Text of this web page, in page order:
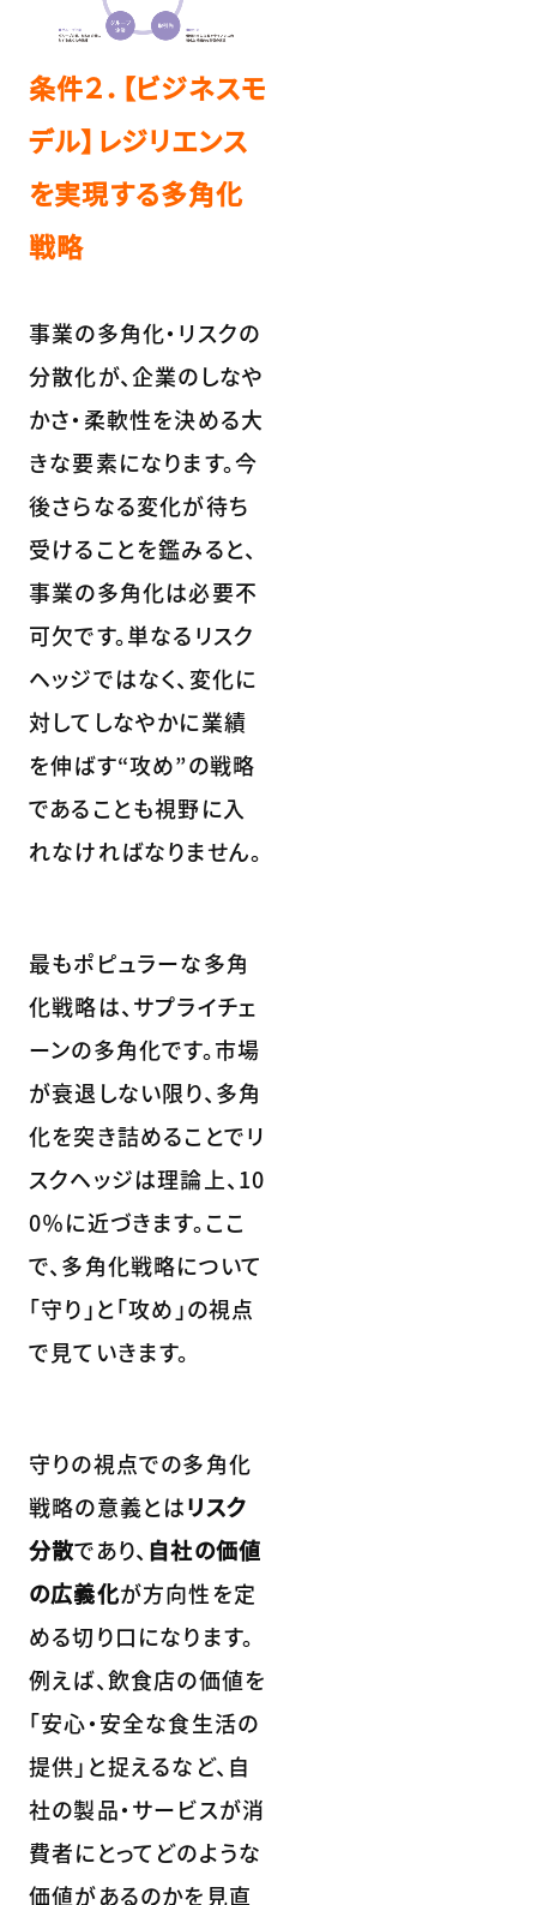
条件２．【ビジネスモ
デル】レジリエンス
を実現する多角化
戦略
事業の多角化・リスクの
分散化が、企業のしなや
かさ・柔軟性を決める大
きな要素になります。今
後さらなる変化が待ち
受けることを鑑みると、
事業の多角化は必要不
可欠です。単なるリスク
ヘッジではなく、変化に
対してしなやかに業績
を伸ばす“攻め”の戦略
であることも視野に入
れなければなりません。
最もポピュラーな多角
化戦略は、サプライチェ
ーンの多角化です。市場
が衰退しない限り、多角
化を突き詰めることでリ
スクヘッジは理論上、10
0％に近づきます。ここ
で、多角化戦略について
「守り」と「攻め」の視点
で見ていきます。
守りの視点での多角化
戦略の意義とはリスク
分散であり、 自社の価値
の広義化が方向性を定
める切り口になります。
例えば、飲食店の価値を
「安心・安全な食生活の
提供」と捉えるなど、自
社の製品・サービスが消
費者にとってどのような
価値があるのかを見直